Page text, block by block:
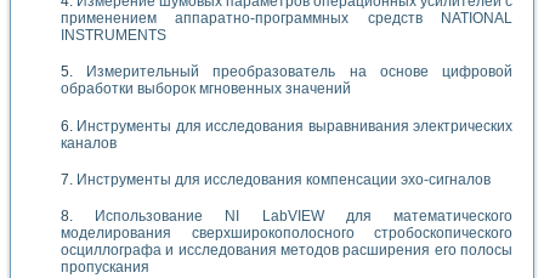
применением аппаратно-программных средств NATIONAL
INSTRUMENTS
Измерительный преобразователь на основе цифровой
обработки выборок мгновенных значений
Инструменты для исследования выравнивания электрических
каналов
Инструменты для исследования компенсации эхо-сигналов
Использование NI LabVIEW для математического
моделирования сверхширокополосного стробоскопического
осциллографа и исследования методов расширения его полосы
пропускания